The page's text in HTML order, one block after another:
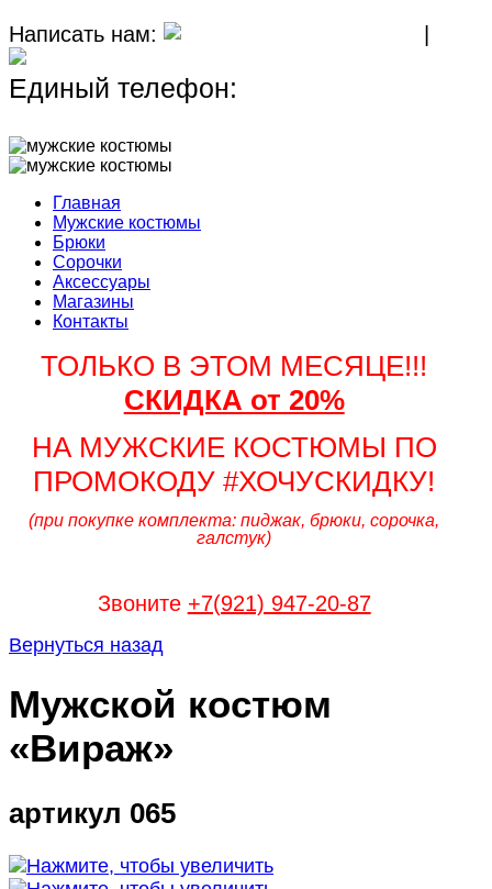
Написать нам:
Единый телефон:
Главная
Мужские костюмы
Брюки
Сорочки
Аксессуары
Магазины
Контакты
ТОЛЬКО В ЭТОМ МЕСЯЦЕ!!!
СКИДКА от 20%
НА МУЖСКИЕ КОСТЮМЫ ПО
ПРОМОКОДУ #ХОЧУСКИДКУ!
(при покупке комплекта: пиджак, брюки, сорочка,
галстук)
Звоните +7(921) 947-20-87
Вернуться назад
Мужской костюм
«Вираж»
артикул 065